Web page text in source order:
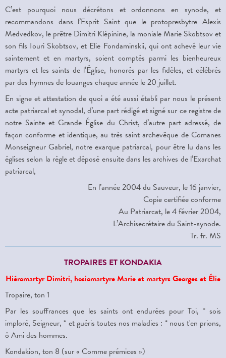
C’est pourquoi nous décrétons et ordonnons en synode, et
recommandons dans l’Esprit Saint que le protopresbytre Alexis
Medvedkov, le prêtre Dimitri Klépinine, la moniale Marie Skobtsov et
son fils Iouri Skobtsov, et Elie Fondaminskii, qui ont achevé leur vie
saintement et en martyrs, soient comptés parmi les bienheureux
martyrs et les saints de l’Église, honorés par les fidèles, et célébrés
par des hymnes de louanges chaque année le 20 juillet.
En signe et attestation de quoi a été aussi établi par nous le présent
acte patriarcal et synodal, d’une part rédigé et signé sur ce registre de
notre Sainte et Grande Église du Christ, d’autre part adressé, de
façon conforme et identique, au très saint archevêque de Comanes
Monseigneur Gabriel, notre exarque patriarcal, pour être lu dans les
églises selon la règle et déposé ensuite dans les archives de l’Exarchat
patriarcal,
En l’année 2004 du Sauveur, le 16 janvier,
Copie certifiée conforme
Au Patriarcat, le 4 février 2004,
L’Archisecrétaire du Saint-synode.
Tr. fr. MS
TROPAIRES ET KONDAKIA
Hiéromartyr Dimitri, hosiomartyre Marie et martyrs Georges et Élie
Tropaire, ton 1
Par les souffrances que les saints ont endurées pour Toi, * sois
imploré, Seigneur, * et guéris toutes nos maladies : * nous t'en prions,
ô Ami des hommes.
Kondakion, ton 8 (sur « Comme prémices »)